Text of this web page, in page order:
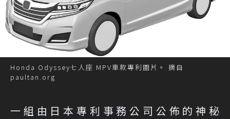
Honda Odyssey七人座 MPV車款專利圖片。 摘自
paultan.org
一組由日本專利事務公司公佈的神秘